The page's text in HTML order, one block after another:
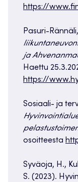
https://
Pasuri-
ja
Haettu
https://
Sosiaali- ja
osoitteesta
Syväoja, H.,
S. (2023).